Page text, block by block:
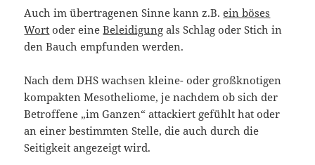
Auch im übertragenen Sinne kann z.B.ein böses
Wort oder eineBeleidigung als Schlag oder Stich in
den Bauch empfunden werden.
Nach dem DHS wachsen kleine- oder großknotigen
kompakten Mesotheliome, je nachdem ob sich der
Betroffene „im Ganzen“ attackiert gefühlt hat oder
an einer bestimmten Stelle, die auch durch die
Seitigkeit angezeigt wird.